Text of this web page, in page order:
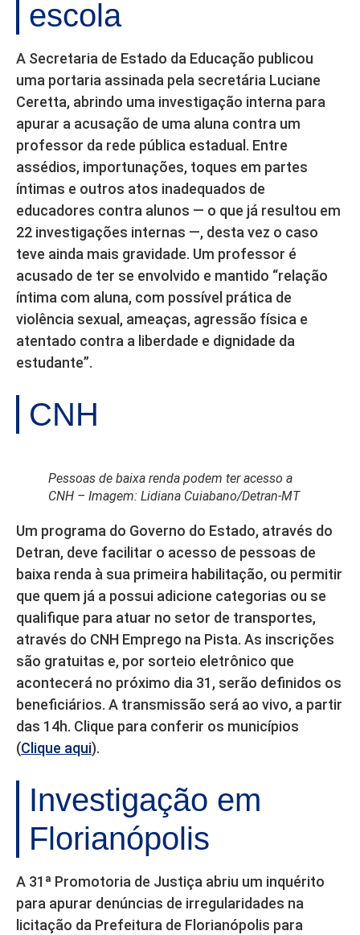
escola
A Secretaria de Estado da Educação publicou
uma portaria assinada pela secretária Luciane
Ceretta, abrindo uma investigação interna para
apurar a acusação de uma aluna contra um
professor da rede pública estadual. Entre
assédios, importunações, toques em partes
íntimas e outros atos inadequados de
educadores contra alunos — o que já resultou em
22 investigações internas —, desta vez o caso
teve ainda mais gravidade. Um professor é
acusado de ter se envolvido e mantido “relação
íntima com aluna, com possível prática de
violência sexual, ameaças, agressão física e
atentado contra a liberdade e dignidade da
estudante”.
CNH
Pessoas de baixa renda podem ter acesso a
CNH – Imagem: Lidiana Cuiabano/Detran-MT
Um programa do Governo do Estado, através do
Detran, deve facilitar o acesso de pessoas de
baixa renda à sua primeira habilitação, ou permitir
que quem já a possui adicione categorias ou se
qualifique para atuar no setor de transportes,
através do CNH Emprego na Pista. As inscrições
são gratuitas e, por sorteio eletrônico que
acontecerá no próximo dia 31, serão definidos os
beneficiários. A transmissão será ao vivo, a partir
das 14h. Clique para conferir os municípios
(Clique aqui).
Investigação em
Florianópolis
A 31ª Promotoria de Justiça abriu um inquérito
para apurar denúncias de irregularidades na
licitação da Prefeitura de Florianópolis para